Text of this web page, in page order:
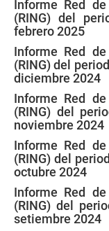
Informe Red
(RING) del
febrero 2025
Informe Red
(RING) del
diciembre 2024
Informe Red
(RING) del
noviembre 2024
Informe Red
(RING) del
octubre 2024
Informe Red
(RING) del
setiembre 2024